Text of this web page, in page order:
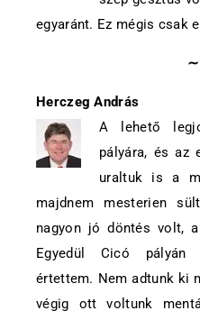
egyaránt. Ez mégis csak
Herczeg András
A lehető
pályára, és az
uraltuk is a
majdnem mesterien
nagyon jó döntés volt,
Egyedül Cicó pályán
értettem. Nem adtunk ki
végig ott voltunk